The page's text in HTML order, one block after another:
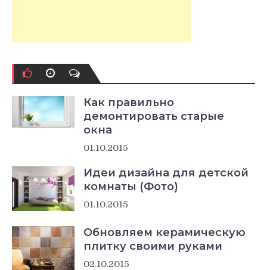
Как правильно
демонтировать старые
окна
01.10.2015
Идеи дизайна для детской
комнаты (Фото)
01.10.2015
Обновляем керамическую
плитку своими руками
02.10.2015